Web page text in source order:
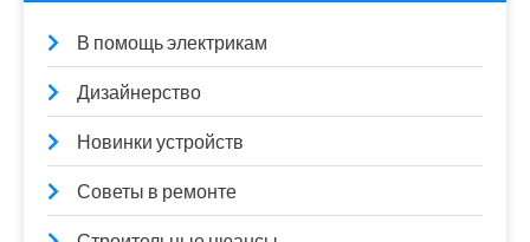
В помощь электрикам
Дизайнерство
Новинки устройств
Советы в ремонте